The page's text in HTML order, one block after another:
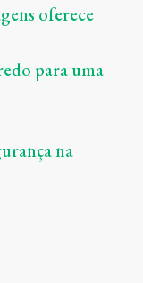
oferece
para uma
na